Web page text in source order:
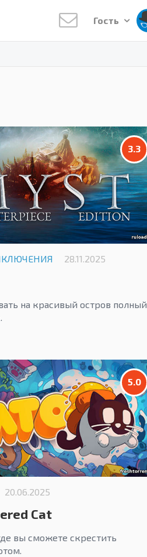
Гость
3.3
28.11.2025
на красивый остров полный
5.0
20.06.2025
Cat
вы сможете скрестить